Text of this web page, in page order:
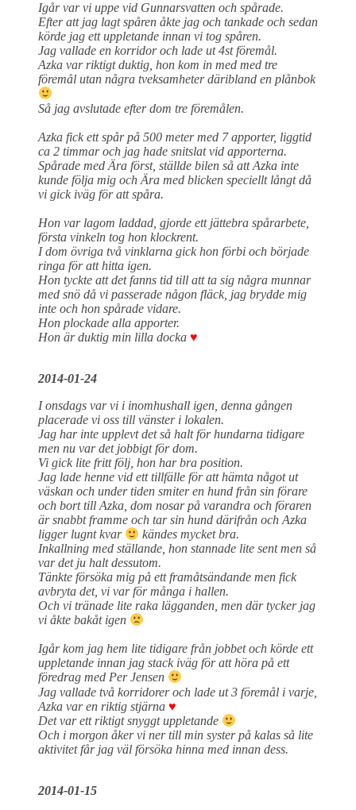
Igår var vi uppe vid Gunnarsvatten och spårade.
Efter att jag lagt spåren åkte jag och tankade och sedan
körde jag ett uppletande innan vi tog spåren.
Jag vallade en korridor och lade ut 4st föremål.
Azka var riktigt duktig, hon kom in med med tre
föremål utan några tveksamheter däribland en plånbok
Så jag avslutade efter dom tre föremålen.
Azka fick ett spår på 500 meter med 7 apporter, liggtid
ca 2 timmar och jag hade snitslat vid apporterna.
Spårade med Ära först, ställde bilen så att Azka inte
kunde följa mig och Ära med blicken speciellt långt då
vi gick iväg för att spåra.
Hon var lagom laddad, gjorde ett jättebra spårarbete,
första vinkeln tog hon klockrent.
I dom övriga två vinklarna gick hon förbi och började
ringa för att hitta igen.
Hon tyckte att det fanns tid till att ta sig några munnar
med snö då vi passerade någon fläck, jag brydde mig
inte och hon spårade vidare.
Hon plockade alla apporter.
Hon är duktig min lilla docka ♥
2014-01-24
I onsdags var vi i inomhushall igen, denna gången
placerade vi oss till vänster i lokalen.
Jag har inte upplevt det så halt för hundarna tidigare
men nu var det jobbigt för dom.
Vi gick lite fritt följ, hon har bra position.
Jag lade henne vid ett tillfälle för att hämta något ut
väskan och under tiden smiter en hund från sin förare
och bort till Azka, dom nosar på varandra och föraren
är snabbt framme och tar sin hund därifrån och Azka
ligger lugnt kvar
kändes mycket bra.
Inkallning med ställande, hon stannade lite sent men så
var det ju halt dessutom.
Tänkte försöka mig på ett framåtsändande men fick
avbryta det, vi var för många i hallen.
Och vi tränade lite raka lägganden, men där tycker jag
vi åkte bakåt igen
Igår kom jag hem lite tidigare från jobbet och körde ett
uppletande innan jag stack iväg för att höra på ett
föredrag med Per Jensen
Jag vallade två korridorer och lade ut 3 föremål i varje,
Azka var en riktig stjärna ♥
Det var ett riktigt snyggt uppletande
Och i morgon åker vi ner till min syster på kalas så lite
aktivitet får jag väl försöka hinna med innan dess.
2014-01-15